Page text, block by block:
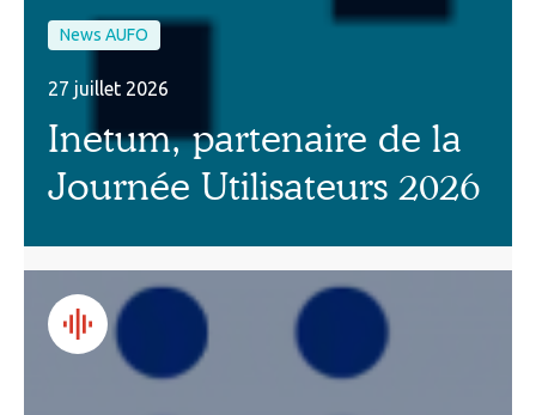
News AUFO
27 juillet 2026
Inetum, partenaire de la
Journée Utilisateurs 2026